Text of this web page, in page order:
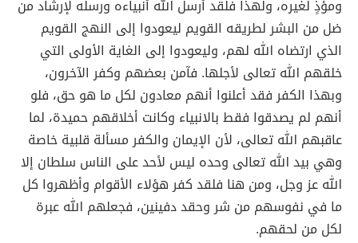
ومؤذٍ لغيره، ولهذا فلقد أرسل الله أنبياءه ورسله لإرشاد من
ضل من البشر لطريقه القويم ليعودوا إلى النهج القويم
الذي ارتضاه الله لهم، وليعودوا إلى الغاية الأولى التي
خلقهم الله تعالى لأجلها. فآمن بعضهم وكفر الآخرون،
وبهذا الكفر فقد أعلنوا أنهم معادون لكل ما هو حق، فلو
أنهم لم يصدقوا فقط بالانبياء وكانت أخلاقهم حميدة، لما
عاقبهم الله تعالى، لأن الإيمان والكفر مسألة قلبية خاصة
وهي بيد الله تعالى وحده ليس لأحد على الناس سلطان إلا
الله عز وجل، ومن هنا فلقد كفر هؤلاء الأقوام وأظهروا كل
ما في نفوسهم من شر وحقد دفينين، فجعلهم الله عبرة
لكل من لحقهم.